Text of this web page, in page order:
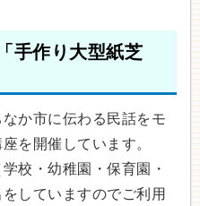
手作り大型紙芝
か市に伝わる民話をモ
を開催しています。
校・幼稚園・保育園・
していますのでご利用